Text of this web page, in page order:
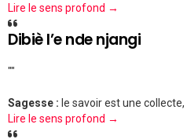
Lire le sens profond →
Dibiè l’e nde njangi
""
Sagesse : le savoir est une
Lire le sens profond →